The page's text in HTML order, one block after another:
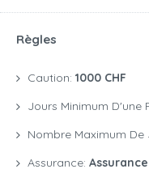
Règles
Caution: 1000 CHF
Jours Minimum D'une
Nombre Maximum De
Assurance: